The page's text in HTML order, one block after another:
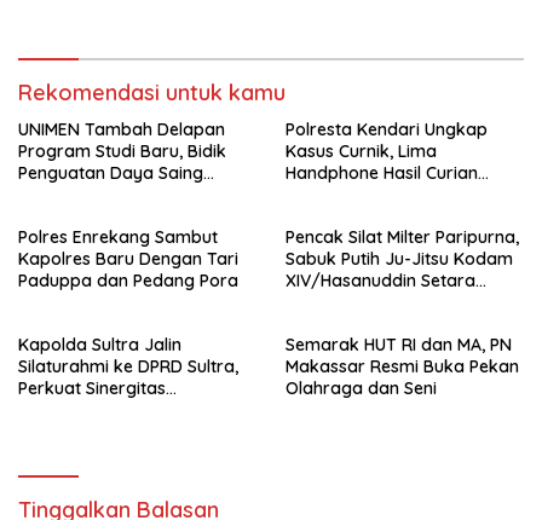
Rekomendasi untuk kamu
UNIMEN Tambah Delapan
Program Studi Baru, Bidik
Penguatan Daya Saing
Polresta Kendari Ungkap
Kasus Curnik, Lima
Handphone Hasil Curian
Polres Enrekang Sambut
Kapolres Baru Dengan Tari
Paduppa dan Pedang Pora
Pencak Silat Milter Paripurna,
Sabuk Putih Ju-Jitsu Kodam
XIV/Hasanuddin Setara
Kapolda Sultra Jalin
Silaturahmi ke DPRD Sultra,
Perkuat Sinergitas
Semarak HUT RI dan MA, PN
Makassar Resmi Buka Pekan
Olahraga dan Seni
Tinggalkan Balasan